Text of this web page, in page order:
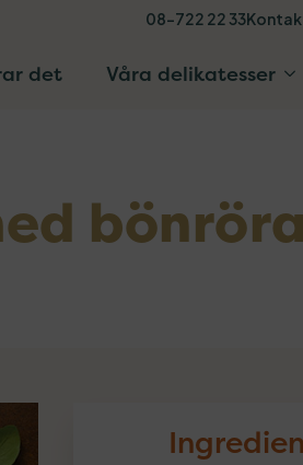
08-722 22 33
det Våra delikatesser
bönröra